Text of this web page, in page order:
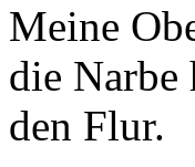
Meine
die Narbe
den Flur.